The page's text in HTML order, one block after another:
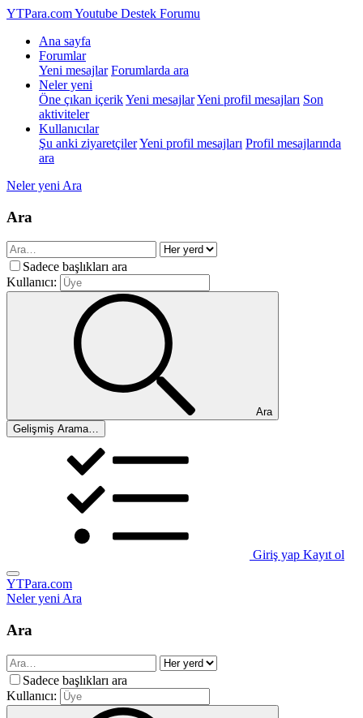
YTPara.comYoutube Destek Forumu
Ana sayfa
Forumlar
Yeni mesajlar Forumlarda ara
Neler yeni
Öne çıkan içerikYeni mesajlarYeni profil mesajları Son
aktiviteler
Kullanıcılar
Şu anki ziyaretçilerYeni profil mesajları Profil mesajlarında
ara
Neler yeni Ara
Ara
Sadece başlıkları ara
Kullanıcı:
Ara
Gelişmiş Arama…
Giriş yap Kayıt ol
YTPara.com
Neler yeniAra
Ara
Sadece başlıkları ara
Kullanıcı: